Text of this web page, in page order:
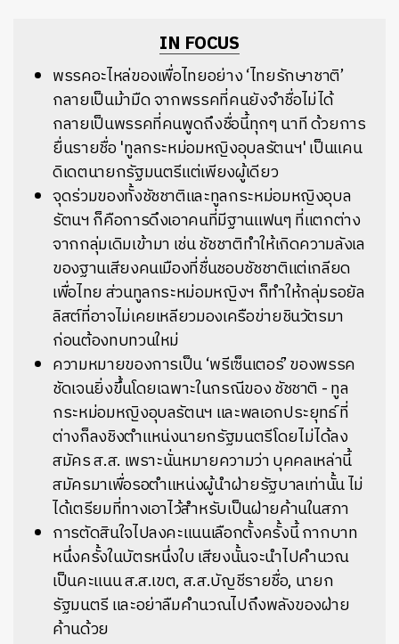
IN FOCUS
พรรคอะไหล่ของเพื่อไทยอย่าง ‘ไทยรักษาชาติ’
กลายเป็นม้ามืด จากพรรคที่คนยังจำชื่อไม่ได้
กลายเป็นพรรคที่คนพูดถึงชื่อนี้ทุกๆ นาที ด้วยการ
ยื่นรายชื่อ 'ทูลกระหม่อมหญิงอุบลรัตนฯ' เป็นแคน
ดิเดตนายกรัฐมนตรีแต่เพียงผู้เดียว
จุดร่วมของทั้งชัชชาติและทูลกระหม่อมหญิงอุบล
รัตนฯ ก็คือการดึงเอาคนที่มีฐานแฟนๆ ที่แตกต่าง
จากกลุ่มเดิมเข้ามา เช่น ชัชชาติทำให้เกิดความลังเล
ของฐานเสียงคนเมืองที่ชื่นชอบชัชชาติแต่เกลียด
เพื่อไทย ส่วนทูลกระหม่อมหญิงฯ ก็ทำให้กลุ่มรอยัล
ลิสต์ที่อาจไม่เคยเหลียวมองเครือข่ายชินวัตรมา
ก่อนต้องทบทวนใหม่
ความหมายของการเป็น ‘พรีเซ็นเตอร์’ ของพรรค
ชัดเจนยิ่งขึ้นโดยเฉพาะในกรณีของ ชัชชาติ - ทูล
กระหม่อมหญิงอุบลรัตนฯ และพลเอกประยุทธ์ ที่
ต่างก็ลงชิงตำแหน่งนายกรัฐมนตรีโดยไม่ได้ลง
สมัคร ส.ส. เพราะนั่นหมายความว่า บุคคลเหล่านี้
สมัครมาเพื่อรอตำแหน่งผู้นำฝ่ายรัฐบาลเท่านั้น ไม่
ได้เตรียมที่ทางเอาไว้สำหรับเป็นฝ่ายค้านในสภา
การตัดสินใจไปลงคะแนนเลือกตั้งครั้งนี้ กากบาท
หนึ่งครั้งในบัตรหนึ่งใบ เสียงนั้นจะนำไปคำนวณ
เป็นคะแนน ส.ส.เขต, ส.ส.บัญชีรายชื่อ, นายก
รัฐมนตรี และอย่าลืมคำนวณไปถึงพลังของฝ่าย
ค้านด้วย